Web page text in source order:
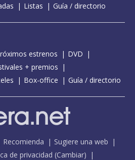
Listas Guía / directorio
estrenos
DVD
+ premios
Box-office Guía / directorio
Recomienda
Sugiere una web
de privacidad (Cambiar)